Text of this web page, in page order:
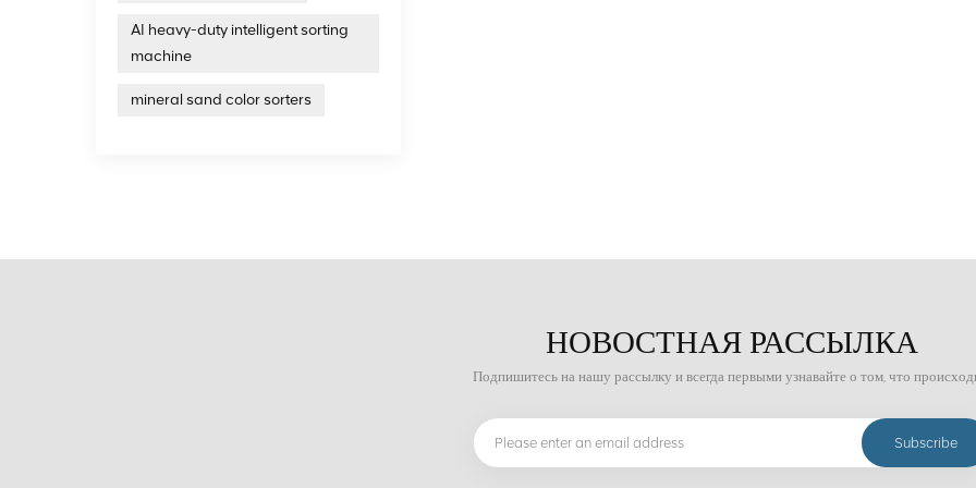
AI heavy-duty intelligent sorting
machine
mineral sand color sorters
НОВОСТНАЯ РАССЫЛКА
Подпишитесь на нашу рассылку и всегда первыми узнавайте о том, что